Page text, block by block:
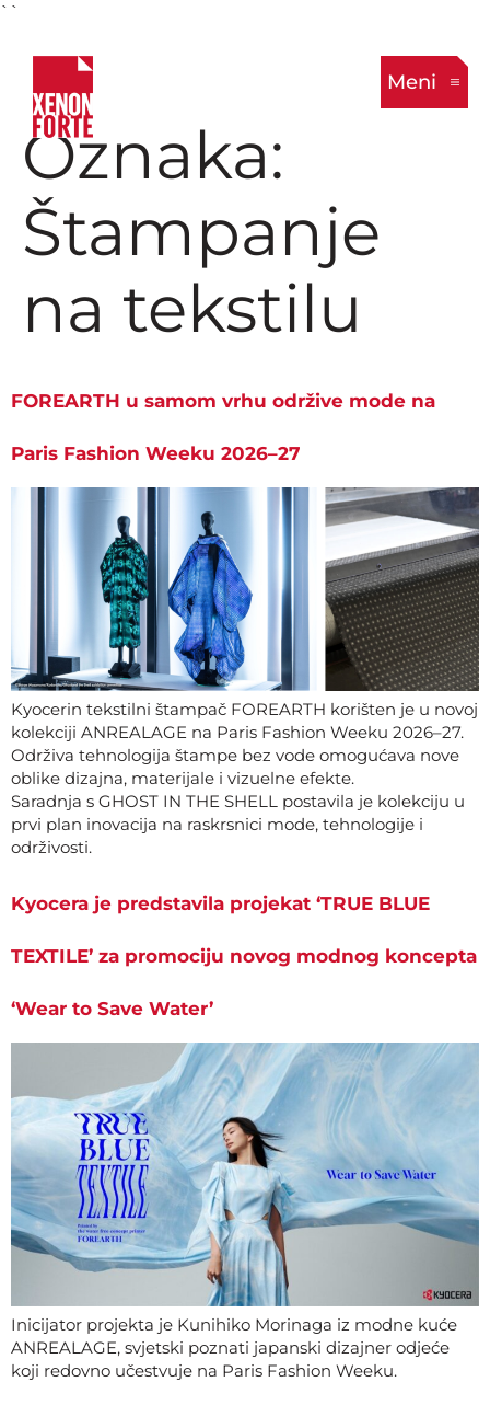
``
Meni
Oznaka:
Štampanje
na tekstilu
FOREARTH u samom vrhu održive mode na
Paris Fashion Weeku 2026–27
Kyocerin tekstilni štampač FOREARTH korišten je u novoj
kolekciji ANREALAGE na Paris Fashion Weeku 2026–27.
Održiva tehnologija štampe bez vode omogućava nove
oblike dizajna, materijale i vizuelne efekte.
Saradnja s GHOST IN THE SHELL postavila je kolekciju u
prvi plan inovacija na raskrsnici mode, tehnologije i
održivosti.
Kyocera je predstavila projekat ‘TRUE BLUE
TEXTILE’ za promociju novog modnog koncepta
‘Wear to Save Water’
Inicijator projekta je Kunihiko Morinaga iz modne kuće
ANREALAGE, svjetski poznati japanski dizajner odjeće
koji redovno učestvuje na Paris Fashion Weeku.